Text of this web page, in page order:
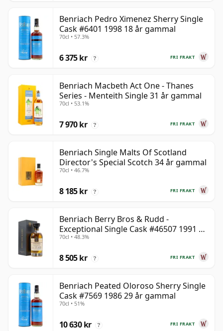
Benriach Pedro Ximenez Sherry Single
Cask #6401 1998 18 år gammal
70cl • 57.3%
FRI FRAKT
6 375 kr ?
Benriach Macbeth Act One - Thanes
Series - Menteith Single 31 år gammal
70cl • 53.1%
FRI FRAKT
7 970 kr ?
Benriach Single Malts Of Scotland
Director's Special Scotch 34 år gammal
70cl • 46.7%
FRI FRAKT
8 185 kr ?
Benriach Berry Bros & Rudd -
Exceptional Single Cask #46507 1991 31
år gammal
70cl • 48.3%
FRI FRAKT
8 505 kr ?
Benriach Peated Oloroso Sherry Single
Cask #7569 1986 29 år gammal
70cl • 51%
FRI FRAKT
10 630 kr ?